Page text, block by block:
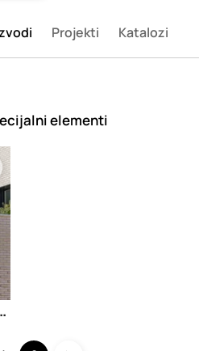
Projekti Katalozi
elementi
Brick